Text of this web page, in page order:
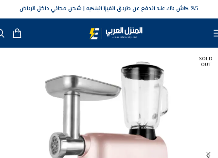
5‎% كاش باك عند الدفع عن طريق الفيزا البنكيه شحن مجاني داخل الرياض
SOLD
OUT